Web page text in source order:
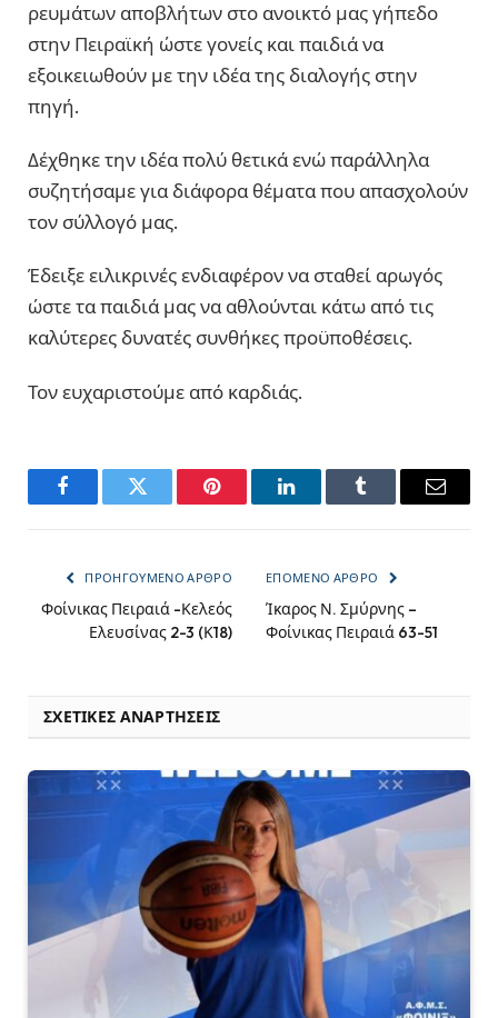
ρευμάτων αποβλήτων στο ανοικτό μας γήπεδο
στην Πειραϊκή ώστε γονείς και παιδιά να
εξοικειωθούν με την ιδέα της διαλογής στην
πηγή.
Δέχθηκε την ιδέα πολύ θετικά ενώ παράλληλα
συζητήσαμε για διάφορα θέματα που απασχολούν
τον σύλλογό μας.
Έδειξε ειλικρινές ενδιαφέρον να σταθεί αρωγός
ώστε τα παιδιά μας να αθλούνται κάτω από τις
καλύτερες δυνατές συνθήκες προϋποθέσεις.
Τον ευχαριστούμε από καρδιάς.
FacebookTwitter Pinterest LinkedInTumblr Email
ΠΡΟΗΓΟΎΜΕΝΟ ΆΡΘΡΟ
Φοίνικας Πειραιά -Κελεός
Ελευσίνας 2-3 (Κ18)
ΕΠΌΜΕΝΟ ΆΡΘΡΟ
Ίκαρος Ν. Σμύρνης –
Φοίνικας Πειραιά 63-51
ΣΧΕΤΙΚΈΣ ΑΝΑΡΤΉΣΕΙΣ